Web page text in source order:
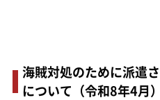
海賊対処のために派遣
について（令和8年4月）